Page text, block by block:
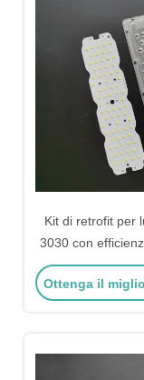
Kit di retrofit per
3030 con
e angolo del
gradi
Ottenga il